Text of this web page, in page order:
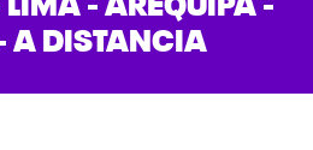
A DISTANCIA